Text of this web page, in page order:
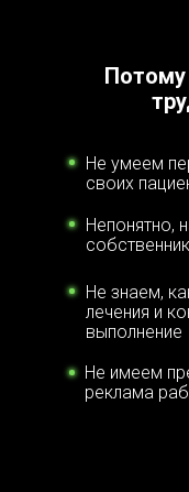
Не умеем
своих
Непонятно,
Не знаем,
лечения и
выполнение
Не имеем
реклама
Потому